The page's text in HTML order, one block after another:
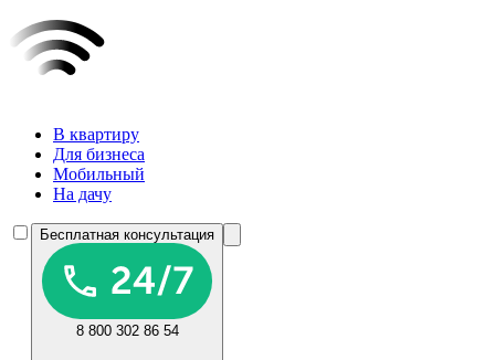
В квартиру
Для бизнеса
Мобильный
На дачу
Бесплатная консультация
8 800 302 86 54